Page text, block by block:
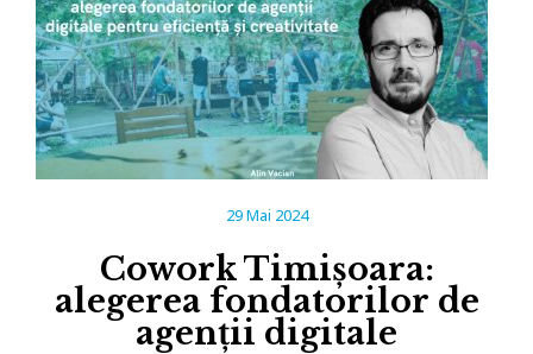
29 Mai 2024
Cowork Timișoara:
alegerea fondatorilor de
agenții digitale